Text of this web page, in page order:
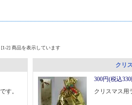
2] 商品を表示しています
す。
クリ
300円(税込
クリスマス用